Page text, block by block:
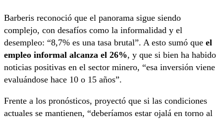
Barberis reconoció que el panorama sigue siendo
complejo, con desafíos como la informalidad y el
desempleo: “8,7% es una tasa brutal”. A esto sumó que el
empleo informal alcanza el 26%, y que si bien ha habido
noticias positivas en el sector minero, “esa inversión viene
evaluándose hace 10 o 15 años”.
Frente a los pronósticos, proyectó que si las condiciones
actuales se mantienen, “deberíamos estar ojalá en torno al